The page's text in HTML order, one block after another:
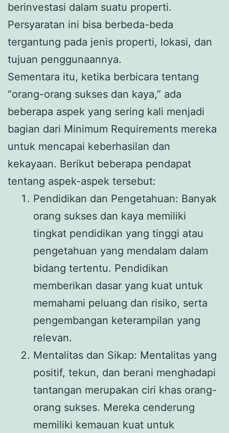
berinvestasi dalam suatu properti.
Persyaratan ini bisa berbeda-beda
tergantung pada jenis properti, lokasi, dan
tujuan penggunaannya.
Sementara itu, ketika berbicara tentang
“orang-orang sukses dan kaya,” ada
beberapa aspek yang sering kali menjadi
bagian dari Minimum Requirements mereka
untuk mencapai keberhasilan dan
kekayaan. Berikut beberapa pendapat
tentang aspek-aspek tersebut:
Pendidikan dan Pengetahuan: Banyak
orang sukses dan kaya memiliki
tingkat pendidikan yang tinggi atau
pengetahuan yang mendalam dalam
bidang tertentu. Pendidikan
memberikan dasar yang kuat untuk
memahami peluang dan risiko, serta
pengembangan keterampilan yang
relevan.
Mentalitas dan Sikap: Mentalitas yang
positif, tekun, dan berani menghadapi
tantangan merupakan ciri khas orang-
orang sukses. Mereka cenderung
memiliki kemauan kuat untuk